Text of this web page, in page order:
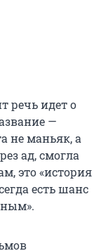
речь идет о
—
не маньяк, а
ад, смогла
это «история
есть шанс